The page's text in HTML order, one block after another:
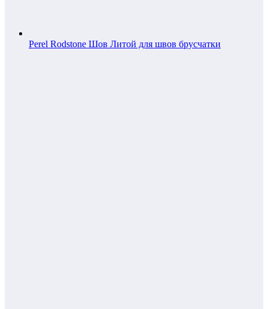
Perel Rodstone Шов Литой для швов брусчатки